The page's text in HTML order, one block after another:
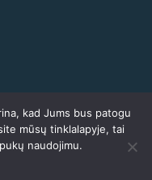
kad Jums bus patogu
mūsų tinklalapyje, tai
naudojimu.